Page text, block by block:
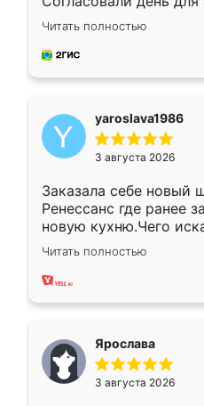
недели кухня была
довольны работой.
мебель за
Читать полностью
yaroslava1986
3 августа 2026
Заказала себе новый
Ренессанс где ранее
новую кухню.Чего
вполне довольна.
два года, нареканий
Читать полностью
Ярослава
3 августа 2026